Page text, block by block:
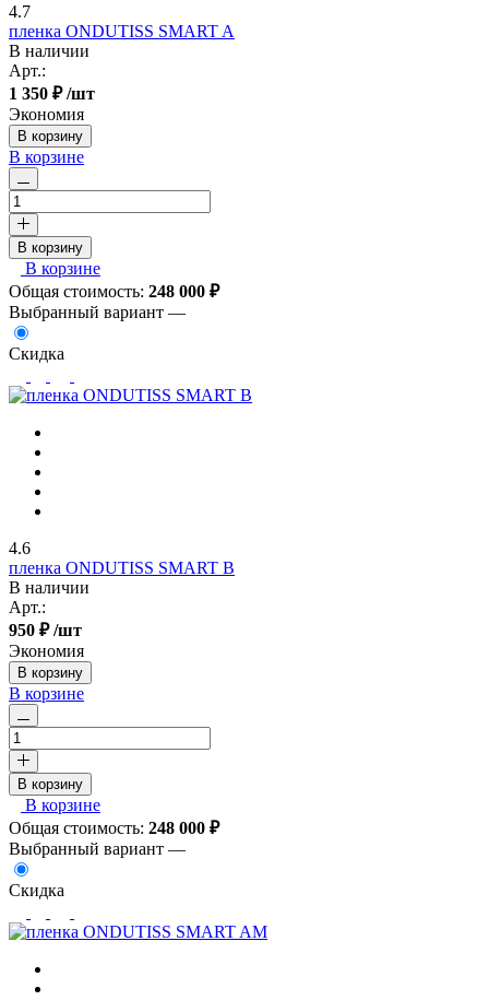
4.7
пленка ONDUTISS SMART A
В наличии
Арт.:
1 350 ₽/шт
Экономия
В корзину
В корзине
В корзину
В корзине
Общая стоимость: 248 000 ₽
Выбранный вариант —
Скидка
4.6
пленка ONDUTISS SMART B
В наличии
Арт.:
950 ₽/шт
Экономия
В корзину
В корзине
В корзину
В корзине
Общая стоимость: 248 000 ₽
Выбранный вариант —
Скидка